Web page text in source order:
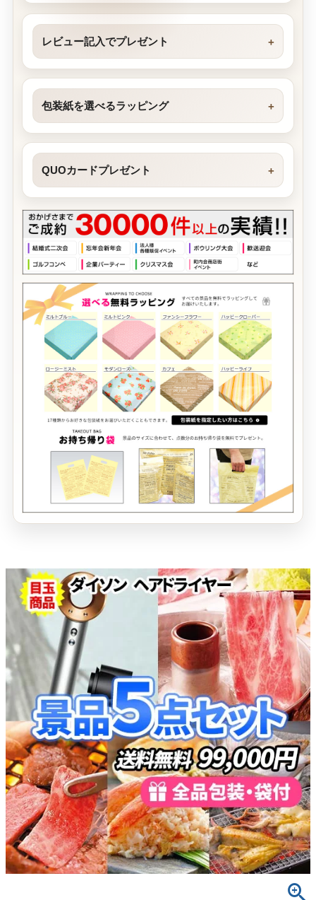
レビュー記入でプレゼント
包装紙を選べるラッピング
QUOカードプレゼント